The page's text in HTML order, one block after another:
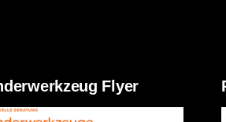
Flyer